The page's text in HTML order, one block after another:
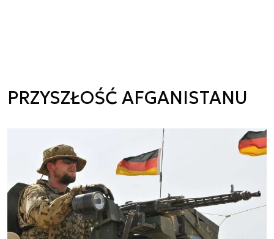
PRZYSZŁOŚĆ AFGANISTANU